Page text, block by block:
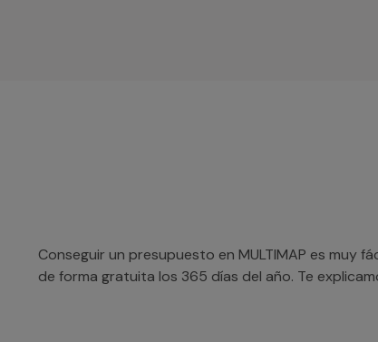
Conseguir un presupuesto en MULTIMAP es muy
de forma gratuita los 365 días del año. Te